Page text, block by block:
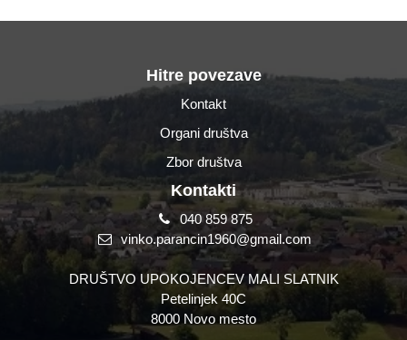
Hitre povezave
Kontakt
Organi društva
Zbor društva
Kontakti
040 859 875
vinko.parancin1960@gmail.com
DRUŠTVO UPOKOJENCEV MALI SLATNIK
Petelinjek 40C
8000 Novo mesto